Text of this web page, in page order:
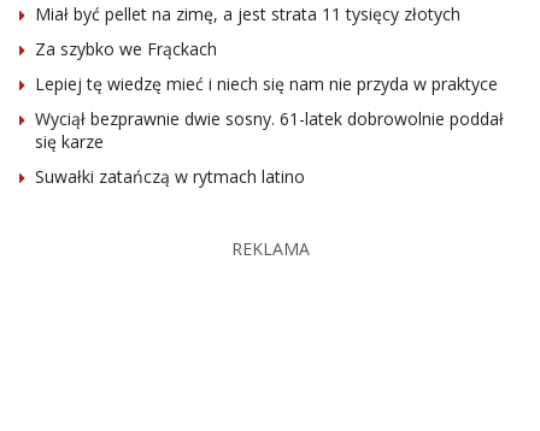
Miał być pellet na zimę, a jest strata 11 tysięcy złotych
Za szybko we Frąckach
Lepiej tę wiedzę mieć i niech się nam nie przyda w praktyce
Wyciął bezprawnie dwie sosny. 61-latek dobrowolnie poddał
się karze
Suwałki zatańczą w rytmach latino
REKLAMA